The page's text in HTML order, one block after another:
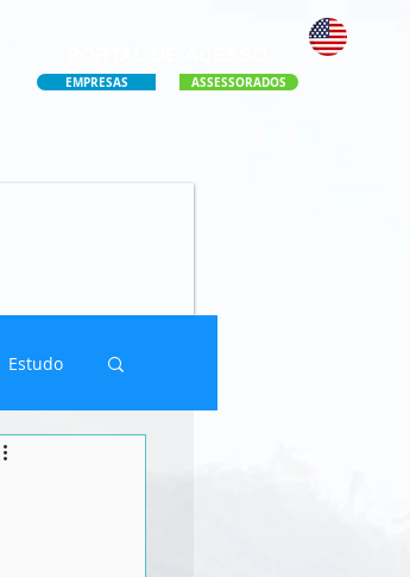
EMPRESAS ASSESSORADOS
Estudo